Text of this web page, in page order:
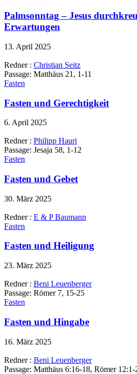
Palmsonntag – Jesus
Erwartungen
13. April 2025
Redner : Christian Seitz
Passage: Matthäus 21, 1-11
Fasten
Fasten und Gerechtigkeit
6. April 2025
Redner : Philipp Hauri
Passage: Jesaja 58, 1-12
Fasten
Fasten und Gebet
30. März 2025
Redner : E & P Baumann
Fasten
Fasten und Heiligung
23. März 2025
Redner : Beni Leuenberger
Passage: Römer 7, 15-25
Fasten
Fasten und Hingabe
16. März 2025
Redner : Beni Leuenberger
Passage: Matthäus 6:16-18, Römer 12:1-